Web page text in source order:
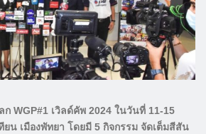
WGP#1 เวิลด์คัพ 2024 ในวันที่ 11-15
น เมืองพัทยา โดยมี 5 กิจกรรม จัดเต็มสีสัน